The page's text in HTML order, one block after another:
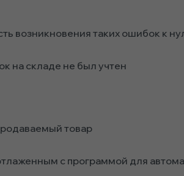
возникновения таких ошибок к
на складе не был учтен
товар
с программой для